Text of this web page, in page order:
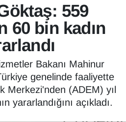
559
60 bin kadın
Bakanı Mahinur
genelinde faaliyette
Merkezi'nden (ADEM) yıl
yararlandığını açıkladı.
Haritası
ve Fikstür